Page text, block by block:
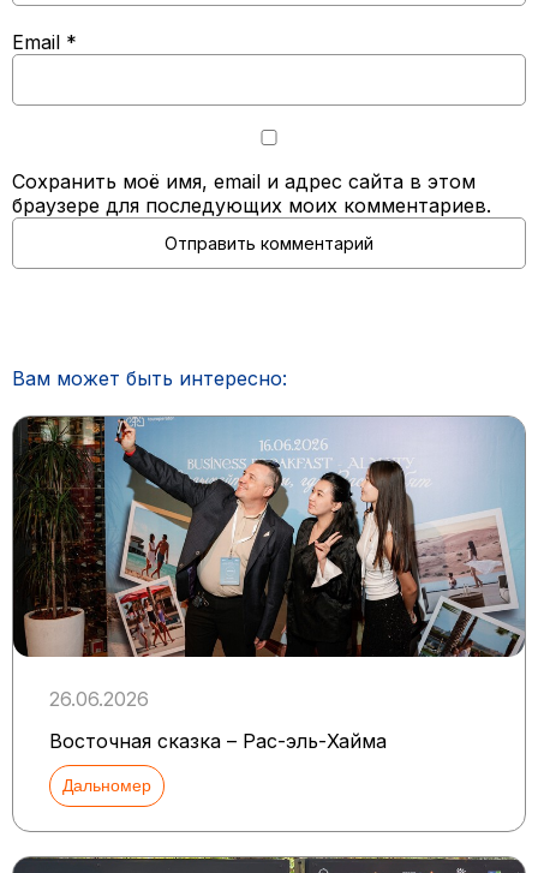
Email *
Сохранить моё имя, email и адрес сайта в этом
браузере для последующих моих комментариев.
Вам может быть интересно:
26.06.2026
Восточная сказка – Рас-эль-Хайма
Дальномер